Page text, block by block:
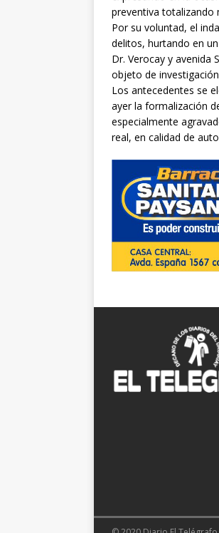
preventiva totalizando
Por su voluntad, el
delitos, hurtando en
Dr. Verocay y avenida
objeto de
Los antecedentes se
ayer la formalización
especialmente
real, en calidad de